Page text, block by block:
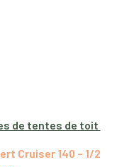
de tentes de toit
Cruiser 140 – 1/2